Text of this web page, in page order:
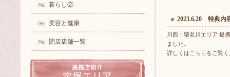
暮らし②
美容と健康
閉店店舗一覧
2023.6.20 特典内
川西・猪名川エリア 提
ました。
詳しくは こちらをご覧